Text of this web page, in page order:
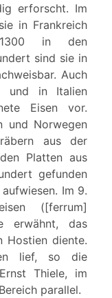
erforscht. Im
in Frankreich
in den
sind sie in
Auch
und in Italien
Eisen vor.
und Norwegen
aus der
Platten aus
gefunden
Im 9.
([ferrum]
erwähnt, das
Hostien diente.
lief, so die
Thiele, im
parallel.